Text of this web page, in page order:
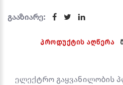
გააზიარე:
პროდუქტის აღწერა
ელექტრო გაყვანილობის